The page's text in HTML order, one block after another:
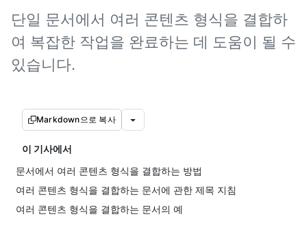
단일 문서에서 여러 콘텐츠 형식을 결합하
여 복잡한 작업을 완료하는 데 도움이 될 수
있습니다.
Markdown으로 복사
이 기사에서
문서에서 여러 콘텐츠 형식을 결합하는 방법
여러 콘텐츠 형식을 결합하는 문서에 관한 제목 지침
여러 콘텐츠 형식을 결합하는 문서의 예